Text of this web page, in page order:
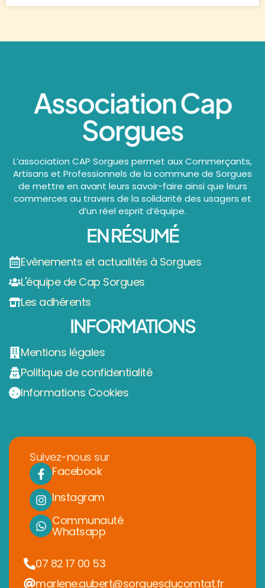
Association Cap
Sorgues
L’association CAP Sorgues permet aux Commerçants,
Artisans et Professionnels de la commune de Sorgues
de mettre en avant leurs savoir-faire ainsi que leurs
commerces au travers de la solidarité des usagers et
d’un réel esprit d’équipe.
EN RÉSUMÉ
Evènements et actualités à Sorgues
L'équipe de Cap Sorgues
Les adhérents
INFORMATIONS
Mentions légales
Politique de confidentialité
Informations Cookies
Suivez-nous sur
Facebook
Instagram
Communauté
Whatsapp
07 82 17 00 53
marlene.aubert@sorguesducomtat.fr